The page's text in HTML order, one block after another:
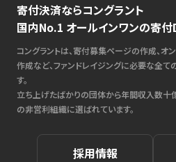
寄付決済ならコングラント
国内No.1 オールインワンの寄付
コングラントは、寄付募集ページの作成、オ
作成など、ファンドレイジングに必要な全
す。
立ち上げたばかりの団体から年間収入数十
の非営利組織に選ばれています。
採用情報